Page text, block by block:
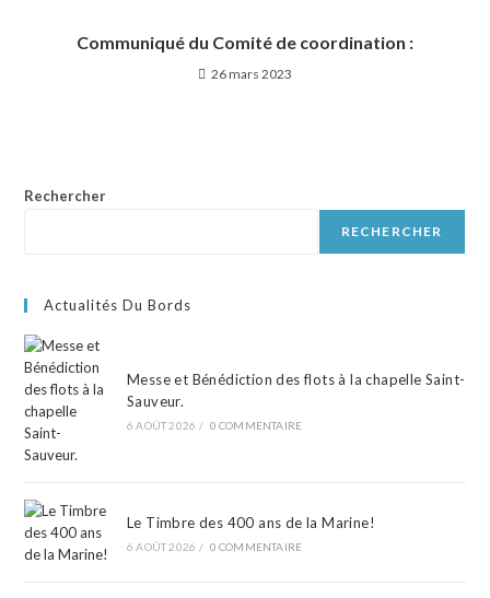
Communiqué du Comité de coordination :
26 mars 2023
Rechercher
RECHERCHER
Actualités Du Bords
Messe et Bénédiction des flots à la chapelle Saint-
Sauveur.
6 AOÛT 2026 / 0 COMMENTAIRE
Le Timbre des 400 ans de la Marine!
6 AOÛT 2026 / 0 COMMENTAIRE